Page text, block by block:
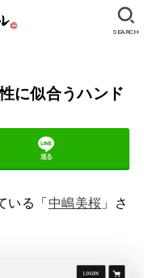
SEARCH
に似合うハンド
送る
いる「中嶋美桜 」さ